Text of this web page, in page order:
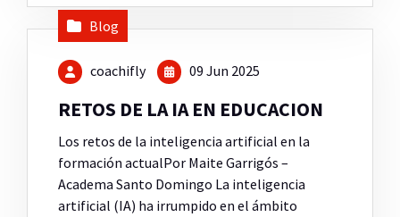
Blog
coachifly 09 Jun 2025
RETOS DE LA IA EN EDUCACION
Los retos de la inteligencia artificial en la
formación actualPor Maite Garrigós –
Academa Santo Domingo La inteligencia
artificial (IA) ha irrumpido en el ámbito